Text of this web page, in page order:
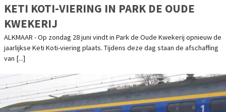
KETI KOTI-VIERING IN PARK DE OUDE
KWEKERIJ
ALKMAAR - Op zondag 28 juni vindt in Park de Oude Kwekerij opnieuw de
jaarlijkse Keti Koti-viering plaats. Tijdens deze dag staan de afschaffing
van [...]